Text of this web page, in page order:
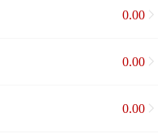
0.00
0.00
0.00